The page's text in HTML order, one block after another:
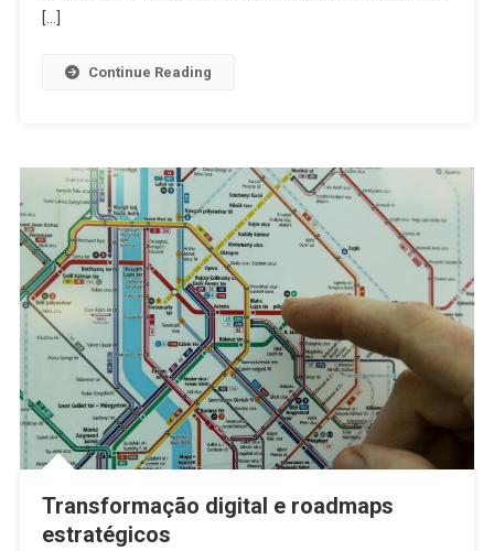
[…]
Continue Reading
Transformação digital e roadmaps
estratégicos